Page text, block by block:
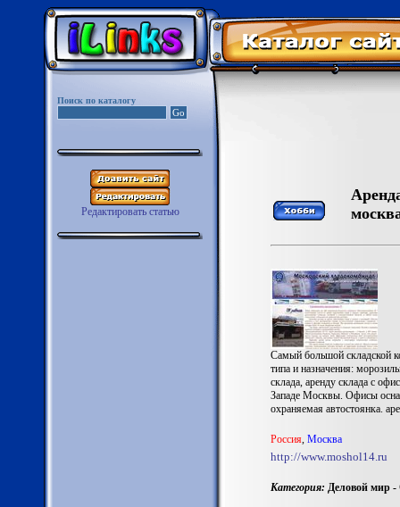
Поиск по каталогу
Редактировать статью
Самый большой складской
типа и назначения:
склада, аренду склада с
Западе Москвы. Офисы
охраняемая автостоянка.
Россия, Москва
http://www.moshol14.ru
Категория: Деловой мир -